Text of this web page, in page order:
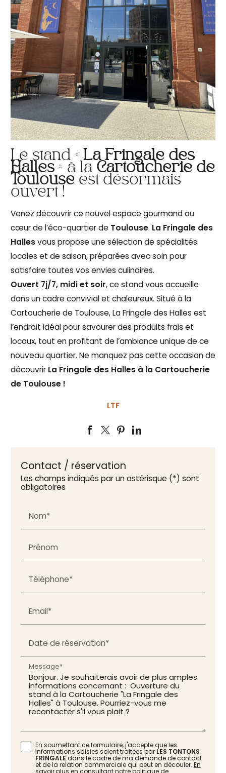
Le stand « La Fringale des
Halles» à la Cartoucherie de
Toulouse est désormais
ouvert !
Venez découvrir ce nouvel espace gourmand au
cœur de l’éco-quartier de Toulouse. La Fringale des
Hallesvous propose une sélection de spécialités
locales et de saison, préparées avec soin pour
satisfaire toutes vos envies culinaires.
Ouvert 7j/7, midi et soir, ce stand vous accueille
dans un cadre convivial et chaleureux. Situé à la
Cartoucherie de Toulouse, La Fringale des Halles est
l’endroit idéal pour savourer des produits frais et
locaux, tout en profitant de l’ambiance unique de ce
nouveau quartier. Ne manquez pas cette occasion de
découvrir La Fringale des Halles à la Cartoucherie
de Toulouse !
LTF
Contact / réservation
Les champs indiqués par un astérisque (*) sont
obligatoires
Nom*
Prénom
Téléphone*
Email*
Date de réservation*
Message*
En soumettant ce formulaire, j'accepte que les
informations saisies soient traitées par LES TONTONS
FRINGALE dans le cadre de ma demande de contact
et de la relation commerciale qui peut en découler. En
savoir plus en consultant notre politique de